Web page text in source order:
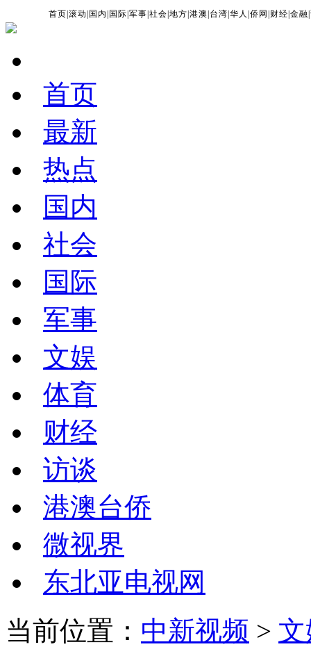
首页 |滚动 国内 国际 |军事 |社会 |地方 |港澳 台湾 |华人 |侨网 财经 |金融 |
首页
最新
热点
国内
社会
国际
军事
文娱
体育
财经
访谈
港澳台侨
微视界
东北亚电视网
当前位置： 中新视频 >